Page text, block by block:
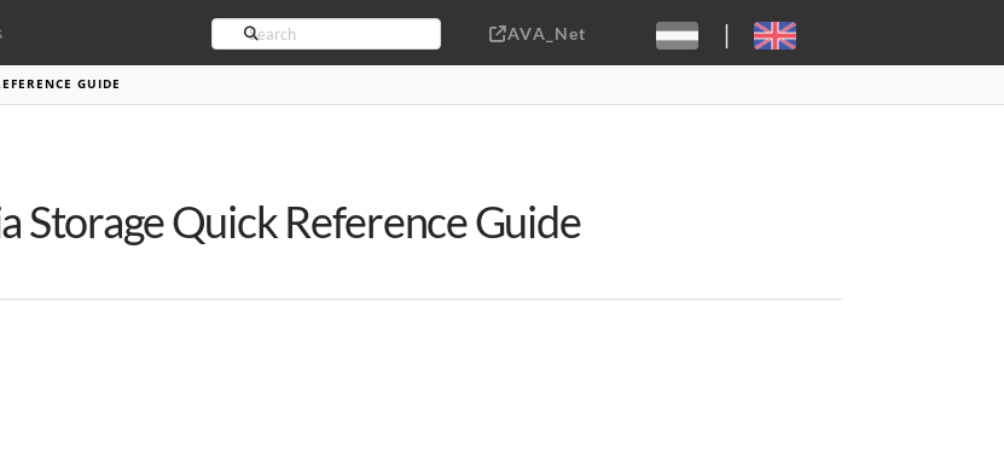
Search AVA_Net | Sebastiaan ter Burg, CC-BY-2.0
GUIDE
Storage Quick Reference Guide